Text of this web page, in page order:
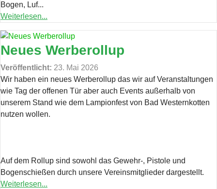
Bogen, Luf...
Weiterlesen...
Neues Werberollup
Veröffentlicht: 23. Mai 2026
Wir haben ein neues Werberollup das wir auf Veranstaltungen
wie Tag der offenen Tür aber auch Events außerhalb von
unserem Stand wie dem Lampionfest von Bad Westernkotten
nutzen wollen.
Auf dem Rollup sind sowohl das Gewehr-, Pistole und
Bogenschießen durch unsere Vereinsmitglieder dargestellt.
Weiterlesen...